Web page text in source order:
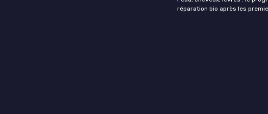
réparation bio après les